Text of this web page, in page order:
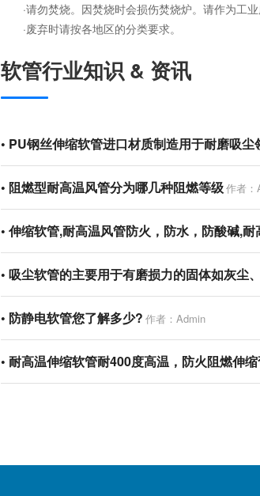
·请勿焚烧。因焚烧时会损伤焚烧炉。请作为工业
·废弃时请按各地区的分类要求。
软管行业知识 & 资讯
• PU钢丝伸缩软管进口材质制造用于耐磨吸尘
• 阻燃型耐高温风管分为哪几种阻燃等级作者：
• 伸缩软管,耐高温风管防火，防水，防酸碱,
• 吸尘软管的主要用于有磨损力的固体如灰尘
• 防静电软管您了解多少? 作者：Admin
• 耐高温伸缩软管耐400度高温，防火阻燃伸